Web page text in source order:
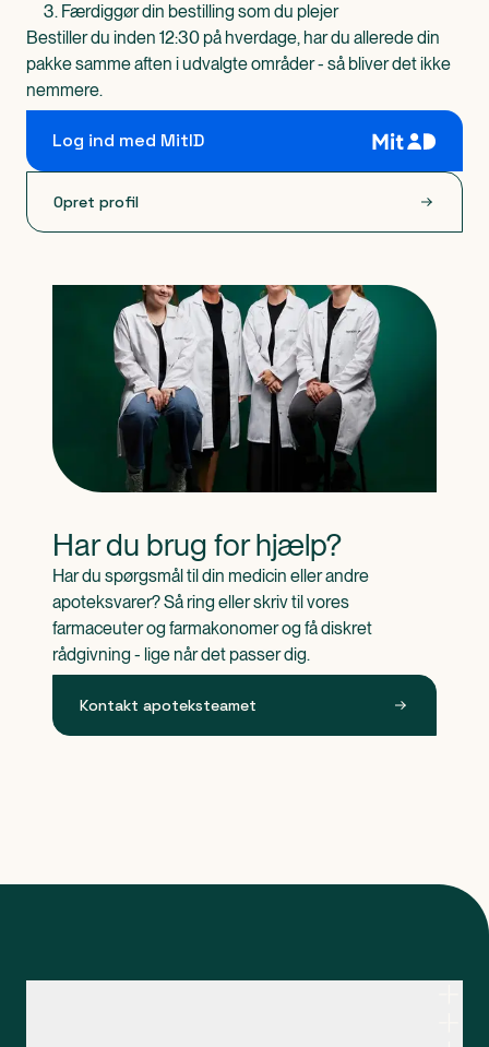
Færdiggør din bestilling som du plejer
Bestiller du inden 12:30 på hverdage, har du allerede din
pakke samme aften i udvalgte områder - så bliver det ikke
nemmere.
Log ind med MitID
Opret profil
Har du brug for hjælp?
Har du spørgsmål til din medicin eller andre
apoteksvarer? Så ring eller skriv til vores
farmaceuter og farmakonomer og få diskret
rådgivning - lige når det passer dig.
Kontakt apoteksteamet